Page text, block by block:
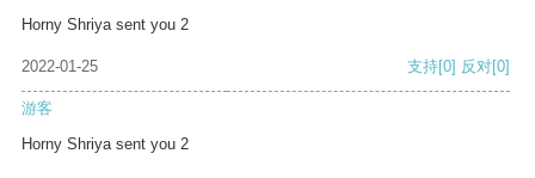
Horny Shriya sent you 2
2022-01-25 支持[0] 反对[0]
游客
Horny Shriya sent you 2